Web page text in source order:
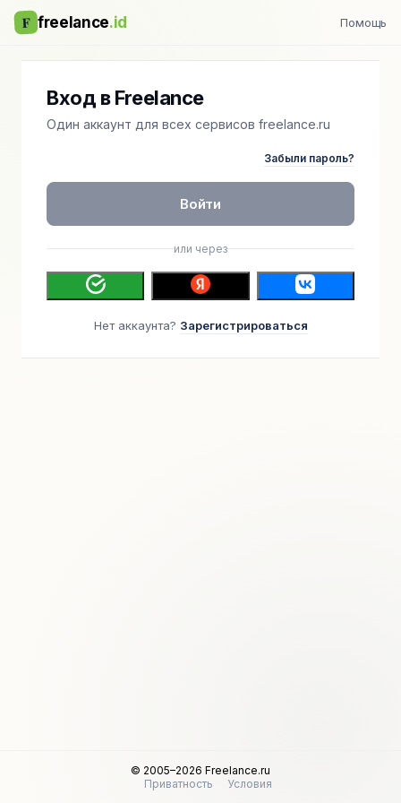
F freelance.id Помощь
Вход в Freelance
Один аккаунт для всех сервисов freelance.ru
Забыли пароль?
Войти
или через
Нет аккаунта? Зарегистрироваться
© 2005–2026 Freelance.ru
Приватность
Условия